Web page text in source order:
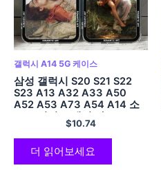
갤럭시 A14 5G 케이스
삼성 갤럭시 S20 S21 S22
S23 A13 A32 A33 A50
A52 A53 A73 A54 A14 소
프트 커버 로맨틱 아트
$10.74
더 읽어보세요